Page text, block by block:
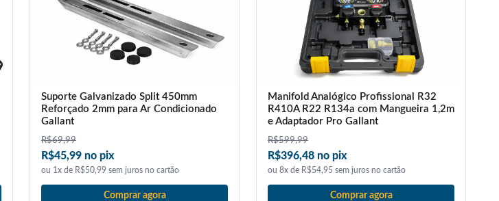
Suporte Galvanizado Split 450mm
Reforçado 2mm para Ar Condicionado
Gallant
R$69,99
R$45,99 no pix
ou 1x de R$50,99 sem juros no cartão
Comprar agora
Manifold Analógico Profissional R32
R410A R22 R134a com Mangueira 1,2m
e Adaptador Pro Gallant
R$599,99
R$396,48 no pix
ou 8x de R$54,95 sem juros no cartão
Comprar agora